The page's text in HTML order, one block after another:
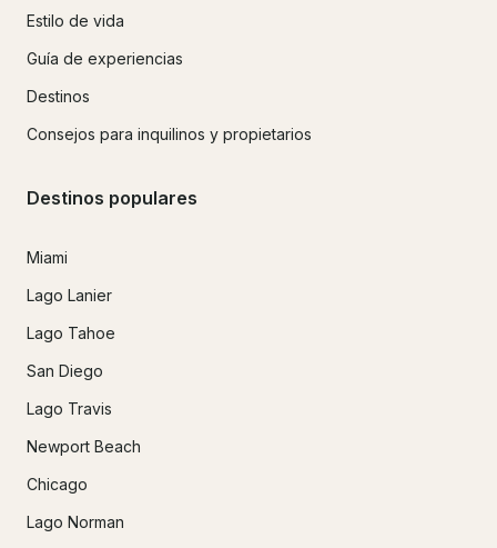
Estilo de vida
Guía de experiencias
Destinos
Consejos para inquilinos y propietarios
Destinos populares
Miami
Lago Lanier
Lago Tahoe
San Diego
Lago Travis
Newport Beach
Chicago
Lago Norman